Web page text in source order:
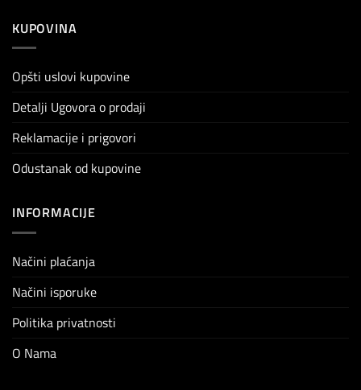
KUPOVINA
Opšti uslovi kupovine
Detalji Ugovora o prodaji
Reklamacije i prigovori
Odustanak od kupovine
INFORMACIJE
Načini plaćanja
Načini isporuke
Politika privatnosti
O Nama